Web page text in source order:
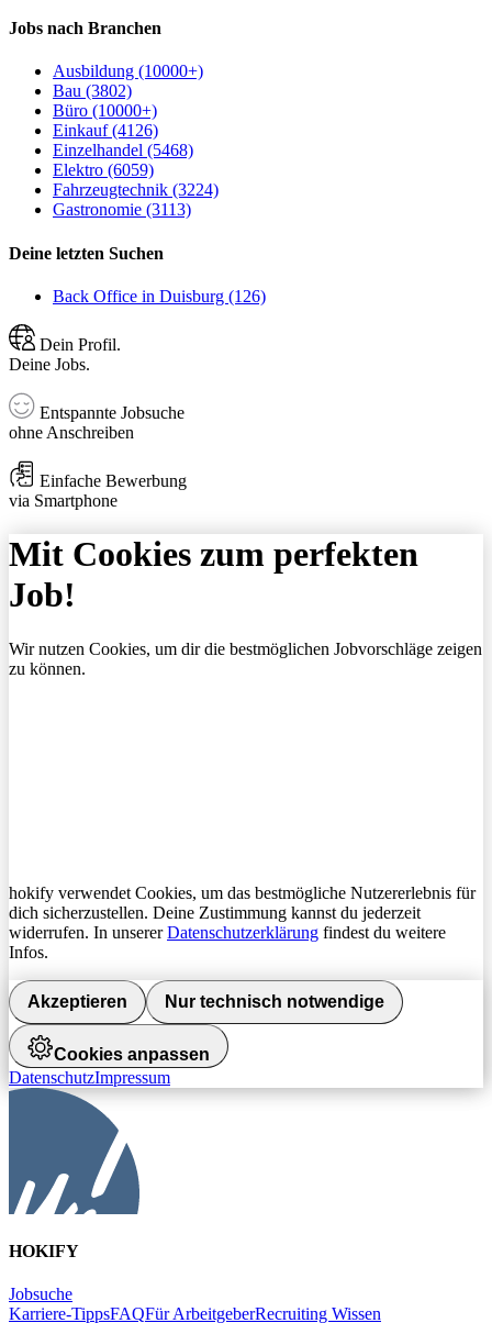
Jobs nach Branchen
Ausbildung (10000+)
Bau (3802)
Büro (10000+)
Einkauf (4126)
Einzelhandel (5468)
Elektro (6059)
Fahrzeugtechnik (3224)
Gastronomie (3113)
Deine letzten Suchen
Back Office in Duisburg (126)
Dein Profil.
Deine Jobs.
Entspannte Jobsuche
ohne Anschreiben
Einfache Bewerbung
via Smartphone
Mit Cookies zum perfekten
Job!
Wir nutzen Cookies, um dir die bestmöglichen Jobvorschläge zeigen
zu können.
hokify verwendet Cookies, um das bestmögliche Nutzererlebnis für
dich sicherzustellen. Deine Zustimmung kannst du jederzeit
widerrufen. In unsererDatenschutzerklärung findest du weitere
Infos.
Akzeptieren Nur technisch notwendige
Cookies anpassen
DatenschutzImpressum
HOKIFY
Jobsuche
Karriere-TippsFAQFür ArbeitgeberRecruiting Wissen